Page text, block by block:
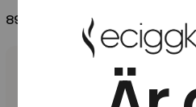
89 kr